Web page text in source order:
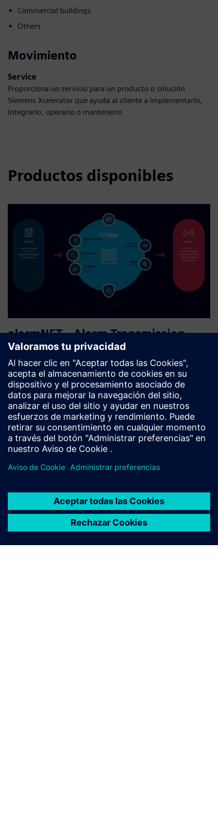
Commercial buildings
Others
Movimiento
Service
Proporciona un servicio para un producto o solución
Siemens Xcelerator que ayuda al cliente a implementarlo,
integrarlo, operarlo o mantenerlo
Productos disponibles
alarmNET - Alarm Transmission
Service
Los usuarios objetivo son los actuales o nuevos ATSP
(Proveedor de servicios de transmisión de alarmas) que
buscan implementar una solución OEM innovadora y
totalmente digitalizada. Es un SaaS para la transmisión de
alarmas con ce...
Más información